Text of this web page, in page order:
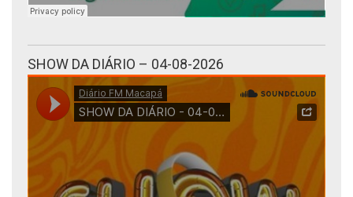
SHOW DA DIÁRIO – 04-08-2026